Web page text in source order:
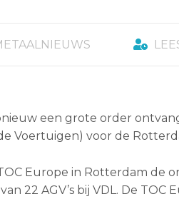
een grote order
Voertuigen) voor de
Europe in Rotterdam de
22 AGV’s bij VDL. De TOC